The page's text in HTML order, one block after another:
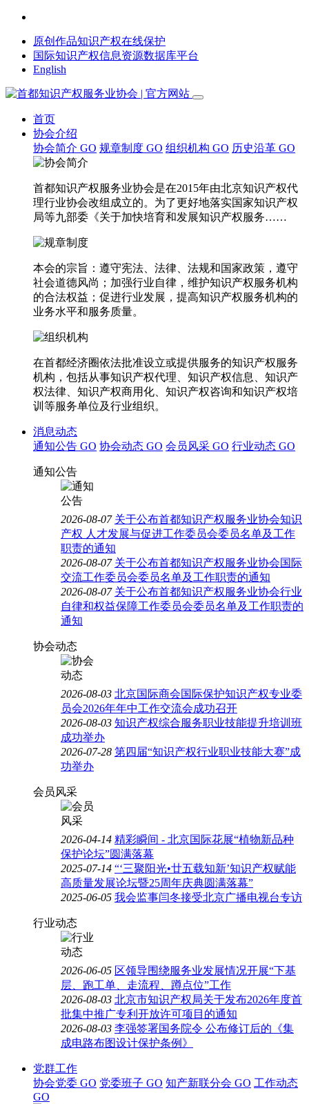
原创作品知识产权在线保护
国际知识产权信息资源数据库平台
English
首页
协会介绍
协会简介 GO 规章制度 GO 组织机构 GO 历史沿革 GO
首都知识产权服务业协会是在2015年由北京知识产权代
理行业协会改组成立的。为了更好地落实国家知识产权
局等九部委《关于加快培育和发展知识产权服务……
本会的宗旨：遵守宪法、法律、法规和国家政策，遵守
社会道德风尚；加强行业自律，维护知识产权服务机构
的合法权益；促进行业发展，提高知识产权服务机构的
业务水平和服务质量。
在首都经济圈依法批准设立或提供服务的知识产权服务
机构，包括从事知识产权代理、知识产权信息、知识产
权法律、知识产权商用化、知识产权咨询和知识产权培
训等服务单位及行业组织。
消息动态
通知公告 GO 协会动态 GO 会员风采 GO 行业动态 GO
通知公告
2026-08-07 关于公布首都知识产权服务业协会知识
产权 人才发展与促进工作委员会委员名单及工作
职责的通知
2026-08-07 关于公布首都知识产权服务业协会国际
交流工作委员会委员名单及工作职责的通知
2026-08-07 关于公布首都知识产权服务业协会行业
自律和权益保障工作委员会委员名单及工作职责的
通知
协会动态
2026-08-03 北京国际商会国际保护知识产权专业委
员会2026年年中工作交流会成功召开
2026-08-03 知识产权综合服务职业技能提升培训班
成功举办
2026-07-28 第四届“知识产权行业职业技能大赛”成
功举办
会员风采
2026-04-14 精彩瞬间 - 北京国际花展“植物新品种
保护论坛”圆满落幕
2025-07-14 “‘三聚阳光•廿五载知新’知识产权赋能
高质量发展论坛暨25周年庆典圆满落幕”
2025-06-05 我会监事闫冬接受北京广播电视台专访
行业动态
2026-06-05 区领导围绕服务业发展情况开展“下基
层、跑工单、走流程、蹲点位”工作
2026-08-03 北京市知识产权局关于发布2026年度首
批集中推广专利开放许可项目的通知
2026-08-03 李强签署国务院令 公布修订后的《集
成电路布图设计保护条例》
党群工作
协会党委 GO 党委班子 GO 知产新联分会 GO 工作动态
GO